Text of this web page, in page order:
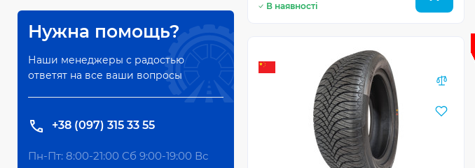
Нужна помощь?
Наши менеджеры с радостью
ответят на все ваши вопросы
+38 (097) 315 33 55
Пн-Пт: 8:00-21:00 Сб 9:00-19:00 Вс
В наявності